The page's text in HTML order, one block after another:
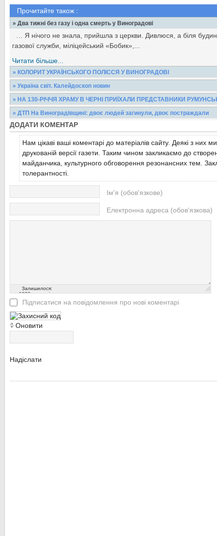
Прочитайте також :
» Два тижні без газу і одна смерть у Виноградові
… Я нічого не знала, прийшла з церкви. Дивлюся, а біля
газової служби, міліцейський «Бобик»,...
Читати більше...
» КОЛОРИТ УКРАЇНСЬКОГО ПОЛІССЯ У ВИНОГРАДОВІ
КОЛОРИТ УКРАЇНСЬКОГО ПОЛІССЯ ДО ЗАКАРПАТСЬКОГО
ХУДОЖНИЦЯ ВАЛЕНТИНА КОСТЬО
Читати більше...
» Україна світ. Калейдоскоп новин
Максимальний розмір пенсії в Україні в жовтні становив 15
Згідно з повідомленням, максимальну пенсію...
Читати більше...
» НА 130-РІЧЧЯ ХРАМУ В ЧЕРНІ ПРИЇХАЛИ ПРЕДСТАВНИКИ
21 листопада архієпископ Хустський і Виноградівський Марк
місцевому храмі провів архієрейську службу Божу. З...
Читати більше...
» ДТП На Виноградівщині: двоє людей загинули, двоє постраждали
22 листопада о 09:37 в оперативно-рятувальну службу
про дорожньо-транспортну пригоду на автошляху між...
Читати більше...
ДОДАТИ КОМЕНТАР
Нам цікаві ваші коментарі до матеріалів сайту. Деякі з них
друкованій версії газети. Таким чином закликаємо до
майданчика, культурного обговорення резонансних тем.
толерантності.
Ім'я (обов'язкове)
Електронна адреса (обов'язкова)
Залишилося:
1000символів
Підписатися на повідомлення про нові коментарі
Оновити
Надіслати